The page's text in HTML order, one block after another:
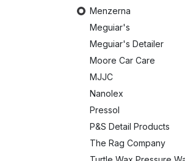
Menzerna
Meguiar's
Meguiar's Detailer
Moore Car Care
MJJC
Nanolex
Pressol
P&S Detail Products
The Rag Company